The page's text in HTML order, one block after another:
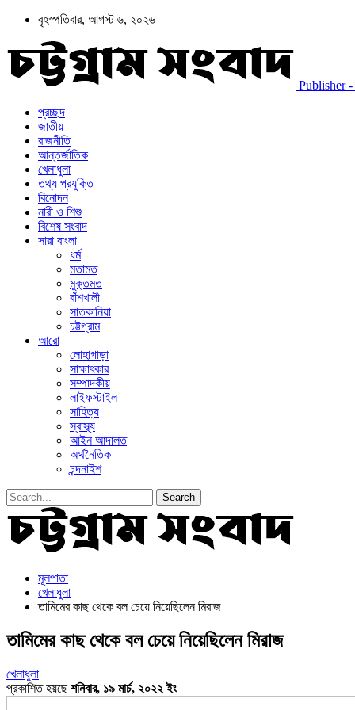
বৃহস্পতিবার, আগস্ট ৬, ২০২৬
Publisher -
প্রচ্ছদ
জাতীয়
রাজনীতি
আন্তর্জাতিক
খেলাধুলা
তথ্য প্রযুক্তি
বিনোদন
নারী ও শিশু
বিশেষ সংবাদ
সারা বাংলা
ধর্ম
মতামত
মুক্তমত
বাঁশখালী
সাতকানিয়া
চট্টগ্রাম
আরো
লোহাগাড়া
সাক্ষাৎকার
সম্পাদকীয়
লাইফস্টাইল
সাহিত্য
স্বাস্থ্য
আইন আদালত
অর্থনৈতিক
চন্দনাইশ
মূলপাতা
খেলাধুলা
তামিমের কাছ থেকে বল চেয়ে নিয়েছিলেন মিরাজ
তামিমের কাছ থেকে বল চেয়ে নিয়েছিলেন মিরাজ
খেলাধুলা
প্রকাশিত হয়ছেশনিবার, ১৯ মার্চ, ২০২২ ইং